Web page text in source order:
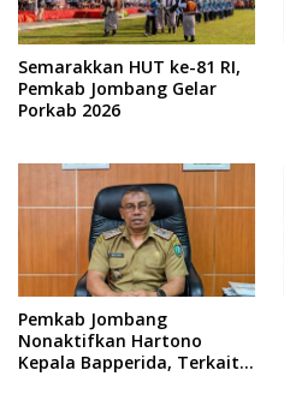
Semarakkan HUT ke-81 RI,
Pemkab Jombang Gelar
Porkab 2026
Pemkab Jombang
Nonaktifkan Hartono
Kepala Bapperida, Terkait